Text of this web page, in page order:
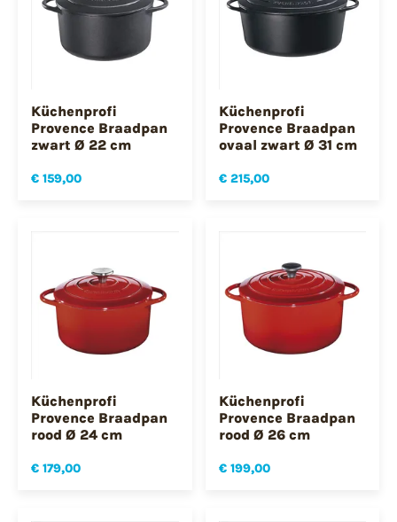
Küchenprofi
Provence Braadpan
zwart Ø 22 cm
€ 159,00
Küchenprofi
Provence Braadpan
ovaal zwart Ø 31 cm
€ 215,00
Küchenprofi
Provence Braadpan
rood Ø 24 cm
€ 179,00
Küchenprofi
Provence Braadpan
rood Ø 26 cm
€ 199,00